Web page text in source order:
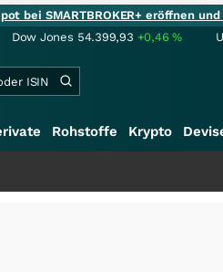
bei SMARTBROKER+ eröffnen
Dow Jones 54.399,93 +0,46%
Rohstoffe Krypto